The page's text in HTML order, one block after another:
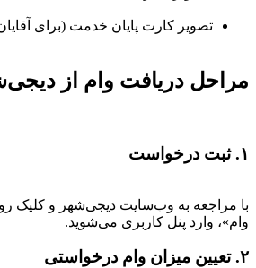
تصویر کارت پایان خدمت (برای
مراحل دریافت وام از دیجی‌شهر
۱. ثبت درخواست
با مراجعه به وب‌سایت دیجی‌شهر و کلیک
وام»، وارد پنل کاربری می‌شوید.
۲. تعیین میزان وام درخواستی